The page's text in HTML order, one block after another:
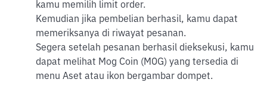
kamu memilih limit order.
Kemudian jika pembelian berhasil, kamu dapat
memeriksanya di riwayat pesanan.
Segera setelah pesanan berhasil dieksekusi, kamu
dapat melihat Mog Coin (MOG) yang tersedia di
menu Aset atau ikon bergambar dompet.